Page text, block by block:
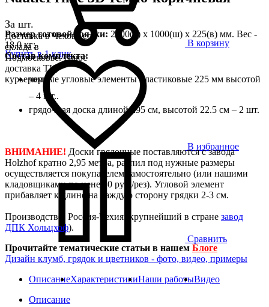
За шт.
Доставка в Чехове со
склада в
Подмосковье. Плюс
доставка ТК,
курьером
В корзину
Купить в 1 клик
В избранное
Сравнить
Размер готовой грядки: 2000(д) х 1000(ш) х 225(в) мм. Вес -
18,0 кг;
Состав комплекта:
черные угловые элементы пластиковые 225 мм высотой
– 4 шт..
грядочная доска длиной 295 см, высотой 22.5 см – 2 шт.
ВНИМАНИЕ! Доски грядочные поставляются с завода
Holzhof кратно 2,95 метра, распил под нужные размеры
осуществляется покупателем самостоятельно (или нашими
кладовщиками по цене 40 руб./рез). Угловой элемент
прибавляет к длине на каждую сторону грядки 2-3 см.
Производство: Россия-Чехия (крупнейший в стране завод
ДПК Хольцхоф).
Прочитайте тематические статьи в нашем Блоге
Дизайн клумб, грядок и цветников - фото, видео, примеры
ОписаниеХарактеристикиНаши работыВидео
Описание